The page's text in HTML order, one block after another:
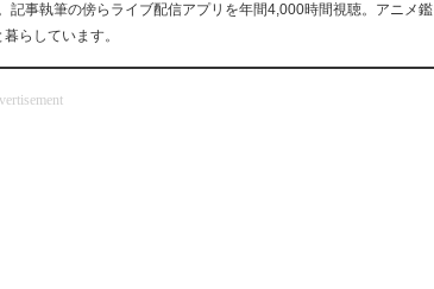
記事執筆の傍らライブ配信アプリを年間4,000時間視聴。アニメ鑑
らしています。